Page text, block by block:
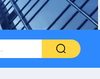
仪 水质重金属检测仪